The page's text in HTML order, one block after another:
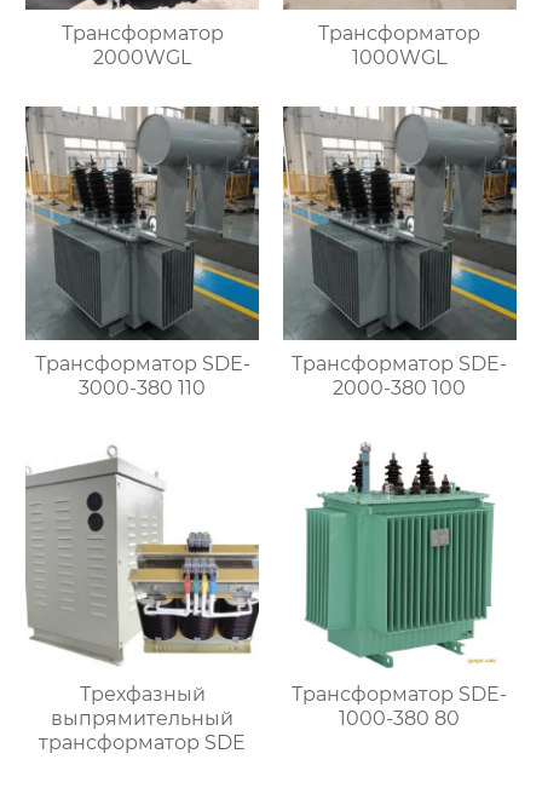
Трансформатор
2000WGL
Трансформатор
1000WGL
Трансформатор SDE-
3000-380 110
Трансформатор SDE-
2000-380 100
Трехфазный
выпрямительный
трансформатор SDE
Трансформатор SDE-
1000-380 80